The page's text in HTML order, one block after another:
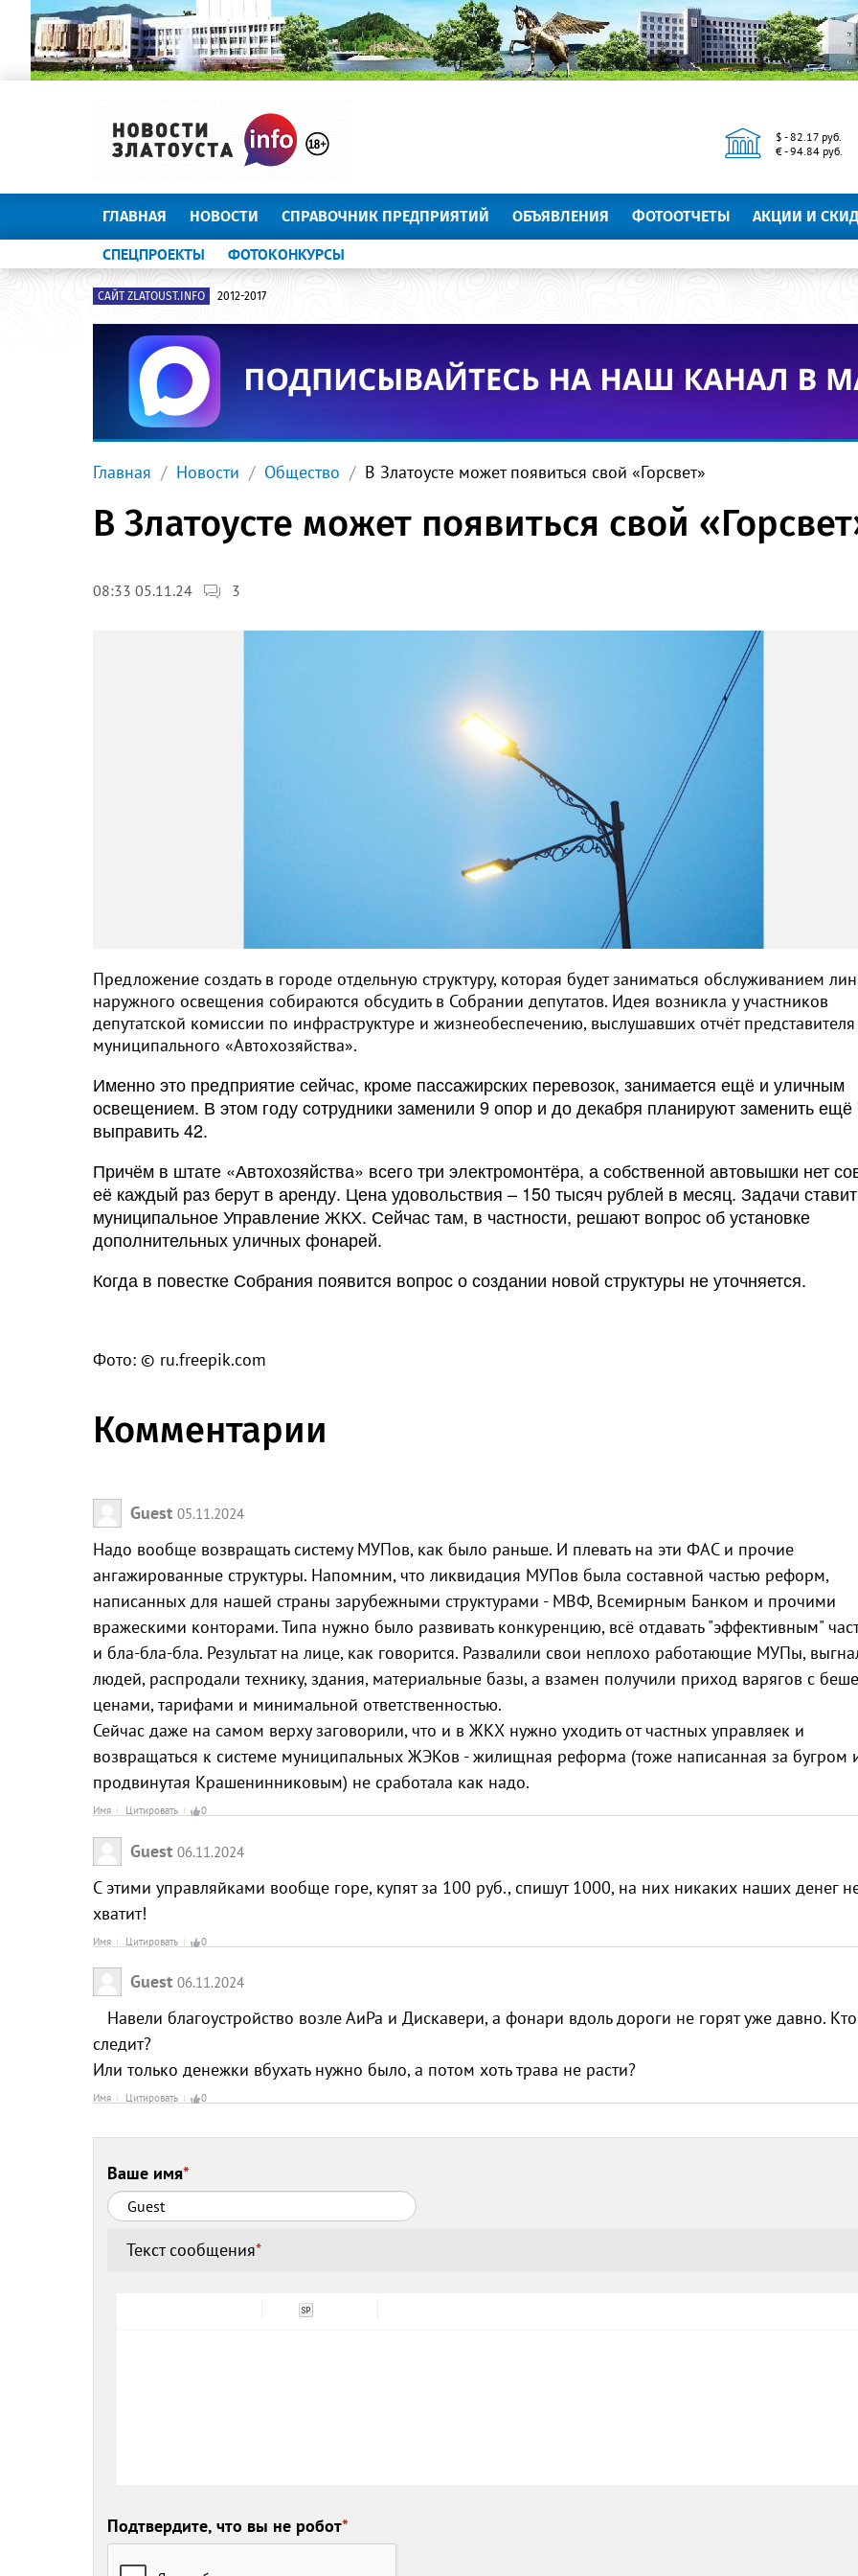
$ - 82.17 руб.
€ - 94.84 руб.
ГЛАВНАЯ НОВОСТИ СПРАВОЧНИК ПРЕДПРИЯТИЙ ОБЪЯВЛЕНИЯ ФОТООТЧЕТЫ АКЦИИ И
СПЕЦПРОЕКТЫ ФОТОКОНКУРСЫ
САЙТ ZLATOUST.INFO 2012-2017
Главная Новости Общество В Златоусте может появиться свой «Горсвет»
В Златоусте может появиться свой
08:33 05.11.24 3
Предложение создать в городе отдельную структуру, которая будет заниматься обслуживанием
наружного освещения собираются обсудить в Собрании депутатов. Идея возникла у участников
депутатской комиссии по инфраструктуре и жизнеобеспечению, выслушавших отчёт представителя
муниципального «Автохозяйства».
Именно это предприятие сейчас, кроме пассажирских перевозок, занимается ещё и уличным
освещением. В этом году сотрудники заменили 9 опор и до декабря планируют заменить ещё
выправить 42.
Причём в штате «Автохозяйства» всего три электромонтёра, а собственной автовышки нет
её каждый раз берут в аренду. Цена удовольствия – 150 тысяч рублей в месяц. Задачи ставит
муниципальное Управление ЖКХ. Сейчас там, в частности, решают вопрос об установке
дополнительных уличных фонарей.
Когда в повестке Собрания появится вопрос о создании новой структуры не уточняется.
Фото: © ru.freepik.com
Комментарии
Guest 05.11.2024
Надо вообще возвращать систему МУПов, как было раньше. И плевать на эти ФАС и прочие
ангажированные структуры. Напомним, что ликвидация МУПов была составной частью реформ,
написанных для нашей страны зарубежными структурами - МВФ, Всемирным Банком и прочими
вражескими конторами. Типа нужно было развивать конкуренцию, всё отдавать "эффективным"
и бла-бла-бла. Результат на лице, как говорится. Развалили свои неплохо работающие МУПы,
людей, распродали технику, здания, материальные базы, а взамен получили приход варягов с
ценами, тарифами и минимальной ответственностью.
Сейчас даже на самом верху заговорили, что и в ЖКХ нужно уходить от частных управляек и
возвращаться к системе муниципальных ЖЭКов - жилищная реформа (тоже написанная за бугром
продвинутая Крашенинниковым) не сработала как надо.
Имя Цитировать 0
Guest 06.11.2024
С этими управляйками вообще горе, купят за 100 руб., спишут 1000, на них никаких наших денег
хватит!
Имя Цитировать 0
Guest 06.11.2024
Навели благоустройство возле АиРа и Дискавери, а фонари вдоль дороги не горят уже давно. Кто
следит?
Или только денежки вбухать нужно было, а потом хоть трава не расти?
Имя Цитировать 0
Ваше имя*
Текст сообщения*
Подтвердите, что вы не робот*